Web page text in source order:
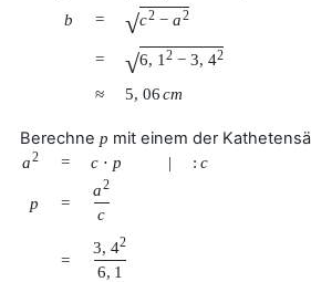
b = √c2 − a2
= √6, 12 − 3, 42
≈ 5, 06cm
Berechne p mit einem der
a2 = c ⋅ p | : c
p =
a2
c
=
3, 42
6, 1